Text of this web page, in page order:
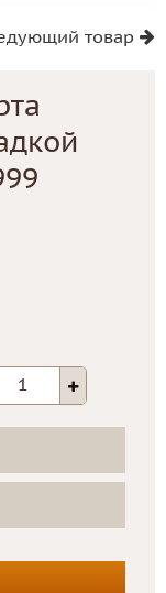
товар